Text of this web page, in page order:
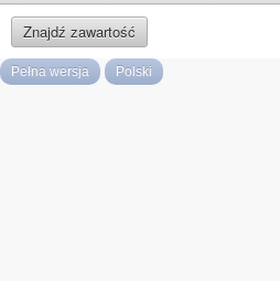
Znajdź zawartość
Pełna wersja Polski